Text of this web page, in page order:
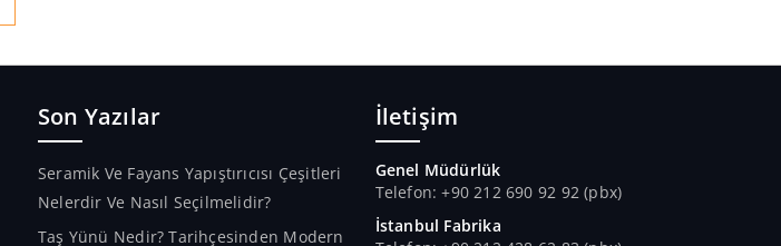
Son Yazılar
Seramik Ve Fayans Yapıştırıcısı Çeşitleri
Nelerdir Ve Nasıl Seçilmelidir?
Taş Yünü Nedir? Tarihçesinden Modern
İletişim
Genel Müdürlük
Telefon: +90 212 690 92 92 (pbx)
İstanbul Fabrika